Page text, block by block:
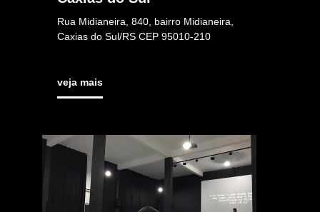
Rua Midianeira, 840, bairro Midianeira,
Caxias do Sul/RS CEP 95010-210
veja mais